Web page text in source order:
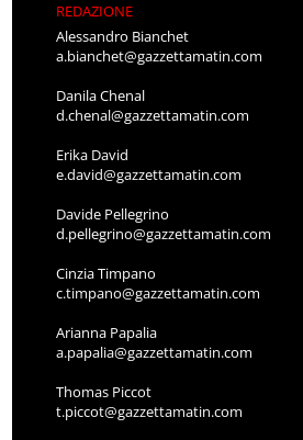
REDAZIONE
Alessandro Bianchet
a.bianchet@gazzettamatin.com
Danila Chenal
d.chenal@gazzettamatin.com
Erika David
e.david@gazzettamatin.com
Davide Pellegrino
d.pellegrino@gazzettamatin.com
Cinzia Timpano
c.timpano@gazzettamatin.com
Arianna Papalia
a.papalia@gazzettamatin.com
Thomas Piccot
t.piccot@gazzettamatin.com